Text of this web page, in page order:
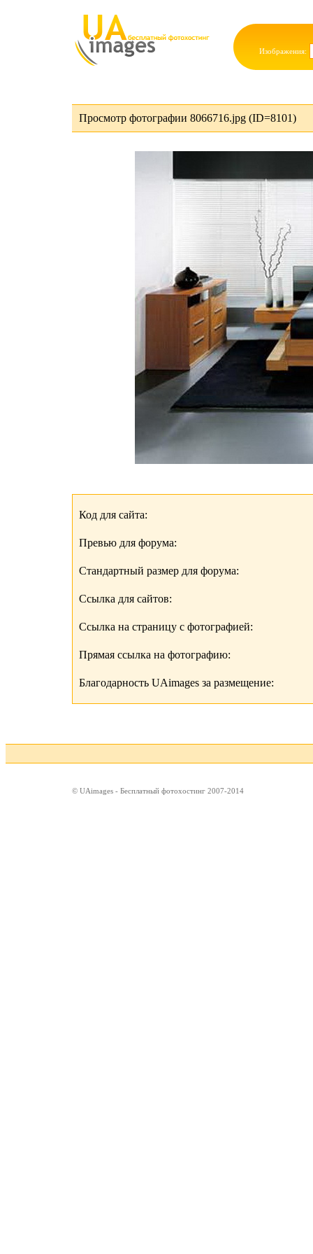
Изображения:
Просмотр фотографии 8066716.jpg (ID=8101)
Код для сайта:
Превью для форума:
Стандартный размер для форума:
Ссылка для сайтов:
Ссылка на страницу с фотографией:
Прямая ссылка на фотографию:
Благодарность UAimages за размещение:
© UAimages - Бесплатный фотохостинг 2007-2014